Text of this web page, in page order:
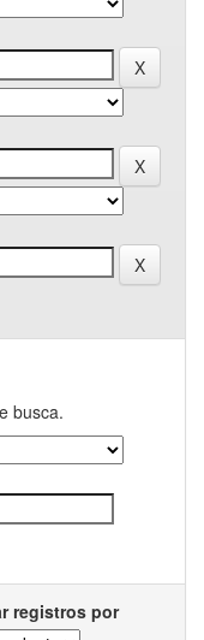
busca.
registros por